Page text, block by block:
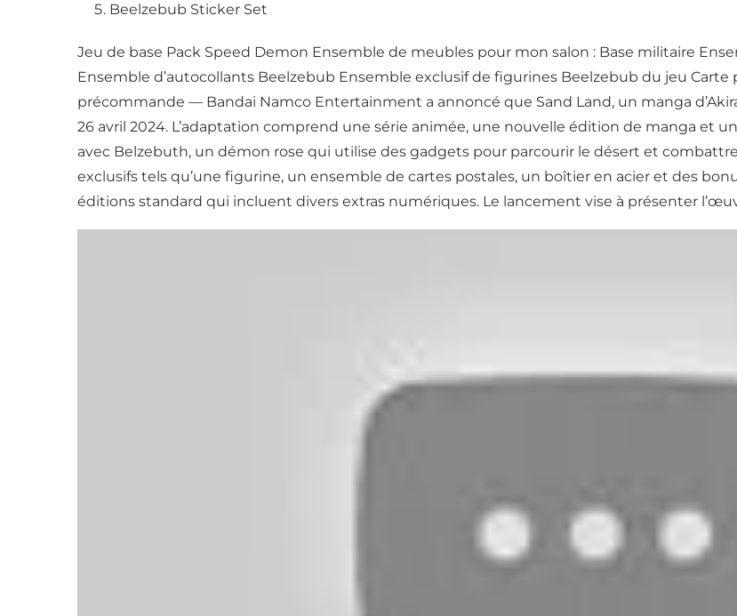
Beelzebub Sticker Set
Jeu de base Pack Speed Demon Ensemble de meubles pour mon salon : Base militaire
Ensemble d’autocollants Beelzebub Ensemble exclusif de figurines Beelzebub du jeu Carte
précommande — Bandai Namco Entertainment a annoncé que Sand Land, un manga
26 avril 2024. L’adaptation comprend une série animée, une nouvelle édition de manga et
avec Belzebuth, un démon rose qui utilise des gadgets pour parcourir le désert et
exclusifs tels qu’une figurine, un ensemble de cartes postales, un boîtier en acier et des
éditions standard qui incluent divers extras numériques. Le lancement vise à présenter